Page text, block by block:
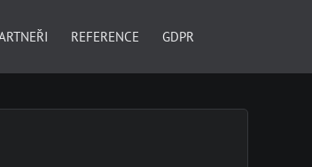
REFERENCE GDPR